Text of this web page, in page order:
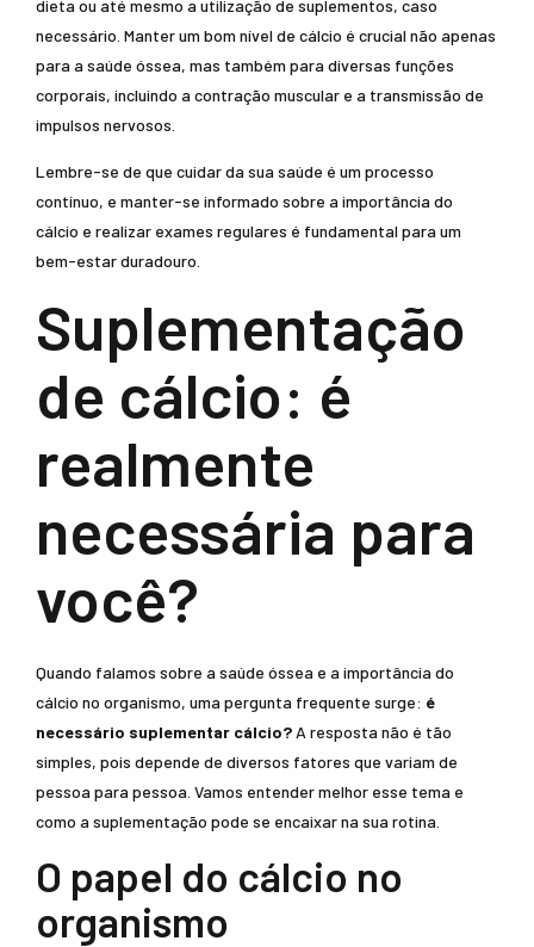
dieta ou até mesmo a utilização de suplementos, caso
necessário. Manter um bom nível de cálcio é crucial não apenas
para a saúde óssea, mas também para diversas funções
corporais, incluindo a contração muscular e a transmissão de
impulsos nervosos.
Lembre-se de que cuidar da sua saúde é um processo
contínuo, e manter-se informado sobre a importância do
cálcio e realizar exames regulares é fundamental para um
bem-estar duradouro.
Suplementação
de cálcio: é
realmente
necessária para
você?
Quando falamos sobre a saúde óssea e a importância do
cálcio no organismo, uma pergunta frequente surge: é
necessário suplementar cálcio? A resposta não é tão
simples, pois depende de diversos fatores que variam de
pessoa para pessoa. Vamos entender melhor esse tema e
como a suplementação pode se encaixar na sua rotina.
O papel do cálcio no
organismo